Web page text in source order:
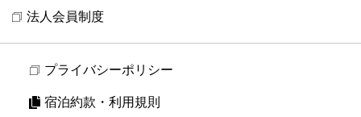
法人会員制度
プライバシーポリシー
宿泊約款・利用規則